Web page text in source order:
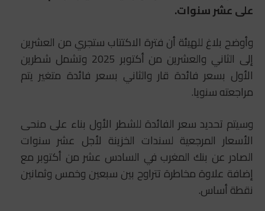
على عشر سنوات.
وأوضح بلاغ للهيئة أن فترة الاكتتاب ستجري من العشرين
إلى الثاني والعشرين من أكتوبر 2025 وتشمل شطرين
الأول بسعر فائدة قار والثاني بسعر فائدة متغير يتم
مراجعته سنويا.
وسيتم تحديد سعر الفائدة للشطر الأول بناء على منحى
الأسعار المرجعية لسندات الخزينة لأجل عشر سنوات
الصادر عن بنك المغرب في السادس عشر من أكتوبر مع
إضافة علاوة مخاطرة تتراوح بين سبعين وخمس وثمانين
نقطة أساس.